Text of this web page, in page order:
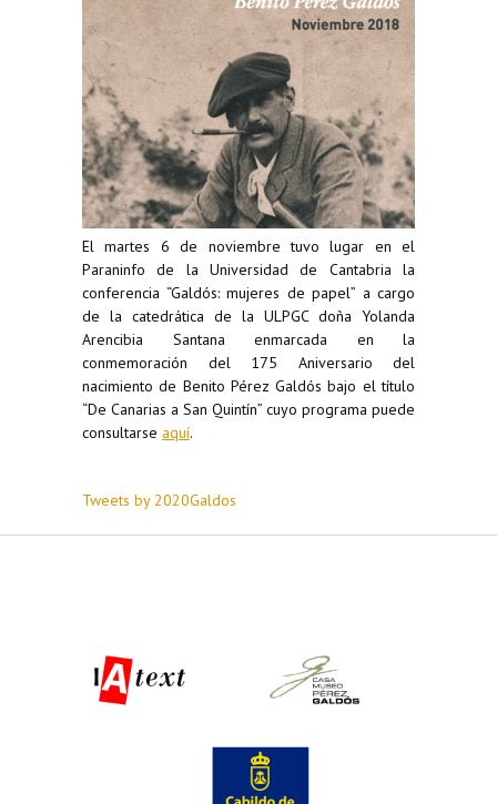
El martes 6 de noviembre tuvo lugar en el
Paraninfo de la Universidad de Cantabria la
conferencia “Galdós: mujeres de papel” a cargo
de la catedrática de la ULPGC doña Yolanda
Arencibia Santana enmarcada en la
conmemoración del 175 Aniversario del
nacimiento de Benito Pérez Galdós bajo el título
“De Canarias a San Quintín” cuyo programa puede
consultarse aquí.
Tweets by 2020Galdos